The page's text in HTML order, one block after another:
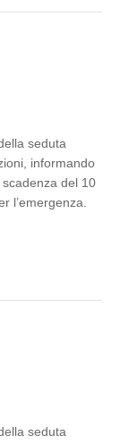
seduta
informando
del 10
l’emergenza.
seduta